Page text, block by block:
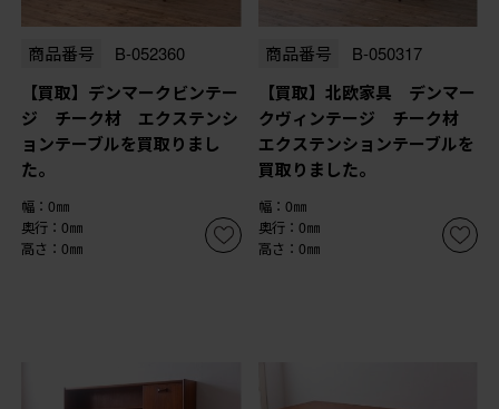
商品番号 B-052360
【買取】デンマークビンテー
ジ チーク材 エクステンシ
ョンテーブルを買取りまし
た。
幅：0㎜
奥行：0㎜
高さ：0㎜
商品番号 B-050317
【買取】北欧家具 デンマー
クヴィンテージ チーク材
エクステンションテーブルを
買取りました。
幅：0㎜
奥行：0㎜
高さ：0㎜